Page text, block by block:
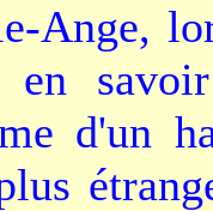
Ange,
en
d'un